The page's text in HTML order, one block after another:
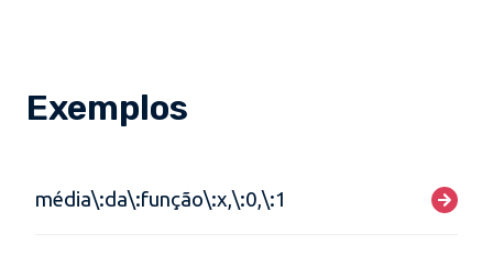
Exemplos
média\:da\:função\:x,\:0,\:1